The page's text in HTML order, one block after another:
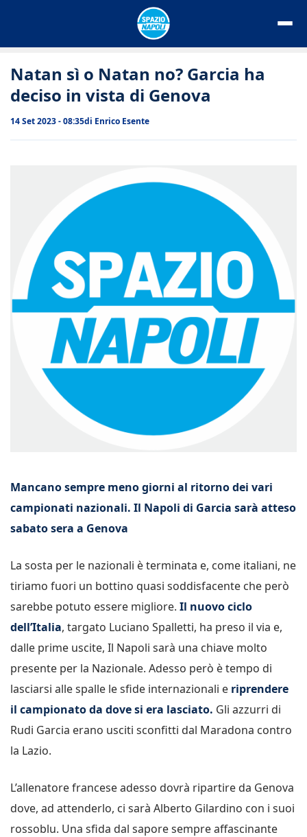
Natan sì o Natan no? Garcia ha
deciso in vista di Genova
14 Set 2023 - 08:35di Enrico Esente
Mancano sempre meno giorni al ritorno dei vari
campionati nazionali. Il Napoli di Garcia sarà atteso
sabato sera a Genova
La sosta per le nazionali è terminata e, come italiani, ne
tiriamo fuori un bottino quasi soddisfacente che però
sarebbe potuto essere migliore. Il nuovo ciclo
dell’Italia, targato Luciano Spalletti, ha preso il via e,
dalle prime uscite, Il Napoli sarà una chiave molto
presente per la Nazionale. Adesso però è tempo di
lasciarsi alle spalle le sfide internazionali e riprendere
il campionato da dove si era lasciato. Gli azzurri di
Rudi Garcia erano usciti sconfitti dal Maradona contro
la Lazio.
L’allenatore francese adesso dovrà ripartire da Genova
dove, ad attenderlo, ci sarà Alberto Gilardino con i suoi
rossoblu. Una sfida dal sapore sempre affascinante